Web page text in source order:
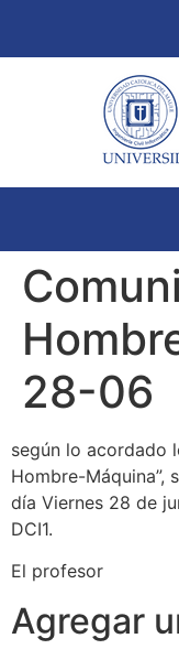
28-06
según lo acordado
Hombre-Máquina”,
día Viernes 28 de
DCI1.
El profesor
Agregar